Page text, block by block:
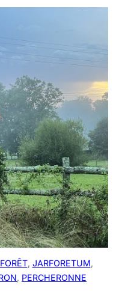
, JARFORETUM
, PERCHERONNE